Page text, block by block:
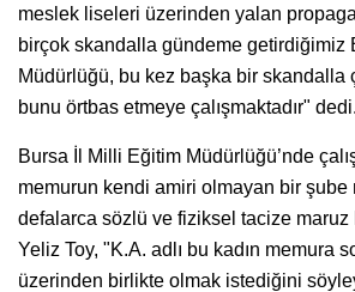
meslek liseleri üzerinden yalan
birçok skandalla gündeme getirdiğimiz
Müdürlüğü, bu kez başka bir skandalla
bunu örtbas etmeye çalışmaktadır" dedi.
Bursa İl Milli Eğitim Müdürlüğü’nde
memurun kendi amiri olmayan bir şube
defalarca sözlü ve fiziksel tacize maruz
Yeliz Toy, "K.A. adlı bu kadın memura
üzerinden birlikte olmak istediğini